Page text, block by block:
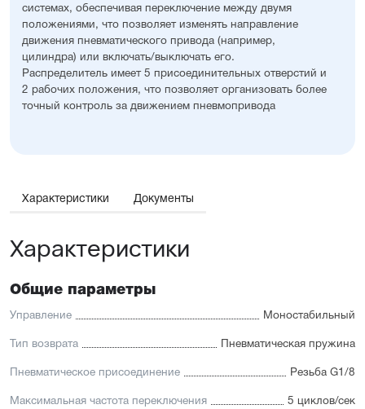
системах, обеспечивая переключение между двумя
положениями, что позволяет изменять направление
движения пневматического привода (например,
цилиндра) или включать/выключать его.
Распределитель имеет 5 присоединительных отверстий и
2 рабочих положения, что позволяет организовать более
точный контроль за движением пневмопривода
Характеристики Документы
Характеристики
Общие параметры
Управление Моностабильный
Тип возврата Пневматическая пружина
Пневматическое присоединение Резьба G1/8
Максимальная частота переключения 5 циклов/сек